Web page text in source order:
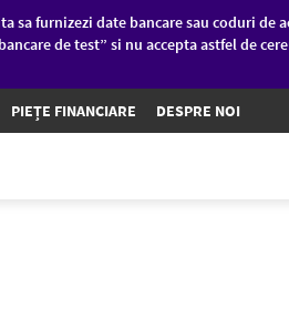
furnizezi date bancare sau coduri de
de test” si nu accepta astfel de
PIEȚE FINANCIARE DESPRE NOI